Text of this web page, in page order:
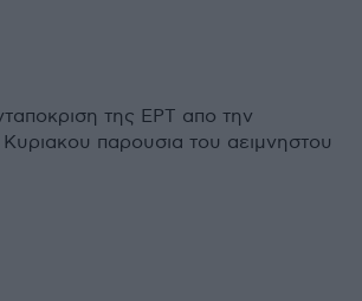
της ΕΡΤ απο την
παρουσια του αειμνηστου